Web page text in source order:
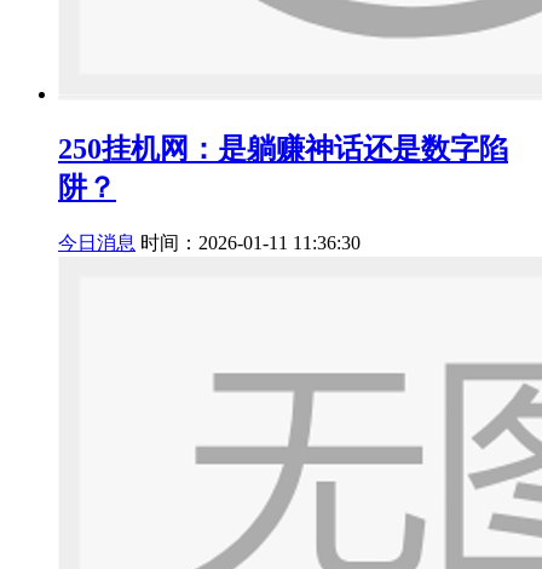
250挂机网：是躺赚神话还是数字陷
阱？
今日消息 时间：2026-01-11 11:36:30